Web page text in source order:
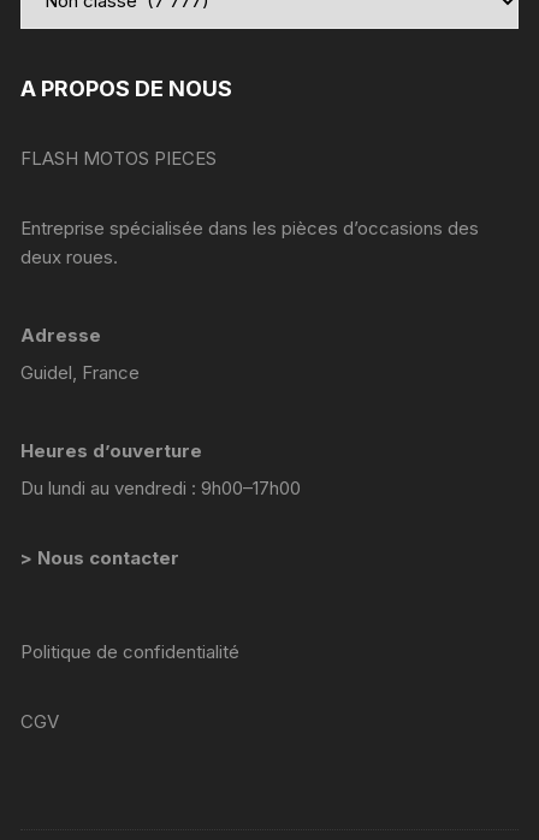
A PROPOS DE NOUS
FLASH MOTOS PIECES
Entreprise spécialisée dans les pièces d’occasions des
deux roues.
Adresse
Guidel, France
Heures d’ouverture
Du lundi au vendredi : 9h00–17h00
> Nous contacter
Politique de confidentialité
CGV